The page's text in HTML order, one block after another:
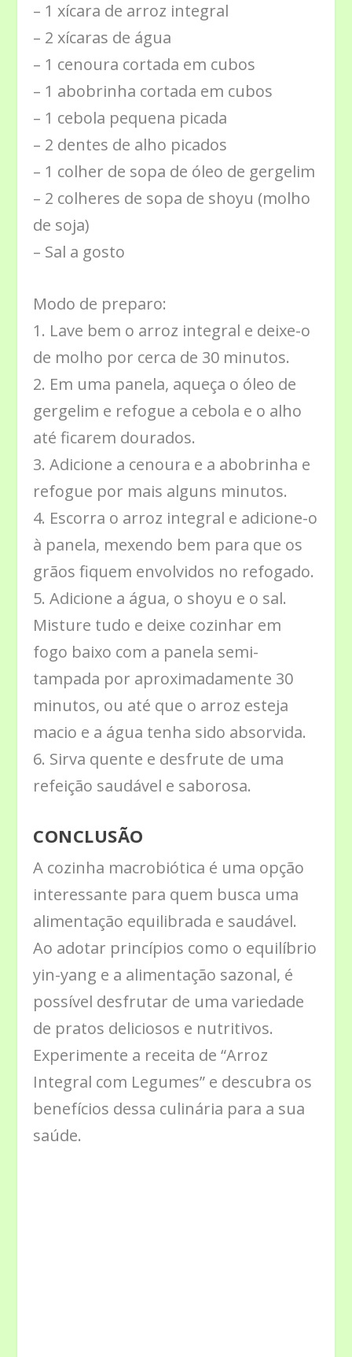
– 1 xícara de arroz integral
– 2 xícaras de água
– 1 cenoura cortada em cubos
– 1 abobrinha cortada em cubos
– 1 cebola pequena picada
– 2 dentes de alho picados
– 1 colher de sopa de óleo de gergelim
– 2 colheres de sopa de shoyu (molho
de soja)
– Sal a gosto
Modo de preparo:
1. Lave bem o arroz integral e deixe-o
de molho por cerca de 30 minutos.
2. Em uma panela, aqueça o óleo de
gergelim e refogue a cebola e o alho
até ficarem dourados.
3. Adicione a cenoura e a abobrinha e
refogue por mais alguns minutos.
4. Escorra o arroz integral e adicione-o
à panela, mexendo bem para que os
grãos fiquem envolvidos no refogado.
5. Adicione a água, o shoyu e o sal.
Misture tudo e deixe cozinhar em
fogo baixo com a panela semi-
tampada por aproximadamente 30
minutos, ou até que o arroz esteja
macio e a água tenha sido absorvida.
6. Sirva quente e desfrute de uma
refeição saudável e saborosa.
CONCLUSÃO
A cozinha macrobiótica é uma opção
interessante para quem busca uma
alimentação equilibrada e saudável.
Ao adotar princípios como o equilíbrio
yin-yang e a alimentação sazonal, é
possível desfrutar de uma variedade
de pratos deliciosos e nutritivos.
Experimente a receita de “Arroz
Integral com Legumes” e descubra os
benefícios dessa culinária para a sua
saúde.